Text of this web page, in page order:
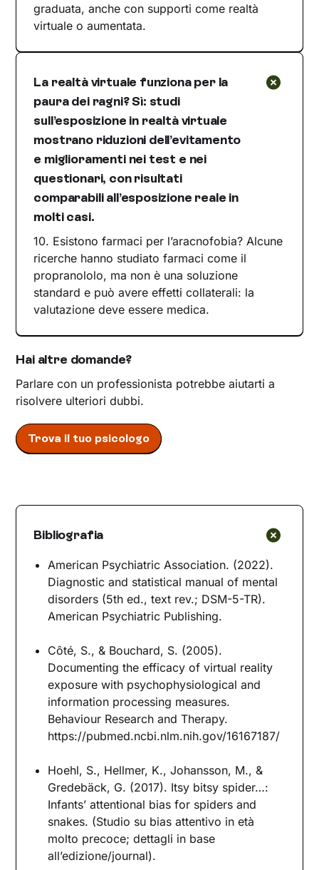
graduata, anche con supporti come realtà
virtuale o aumentata.
La realtà virtuale funziona per la
paura dei ragni? Sì: studi
sull’esposizione in realtà virtuale
mostrano riduzioni dell’evitamento
e miglioramenti nei test e nei
questionari, con risultati
comparabili all’esposizione reale in
molti casi.
10. Esistono farmaci per l’aracnofobia? Alcune
ricerche hanno studiato farmaci come il
propranololo, ma non è una soluzione
standard e può avere effetti collaterali: la
valutazione deve essere medica.
Hai altre domande?
Parlare con un professionista potrebbe aiutarti a
risolvere ulteriori dubbi.
Trova il tuo psicologo
Bibliografia
American Psychiatric Association. (2022).
Diagnostic and statistical manual of mental
disorders (5th ed., text rev.; DSM-5-TR).
American Psychiatric Publishing.
Côté, S., & Bouchard, S. (2005).
Documenting the efficacy of virtual reality
exposure with psychophysiological and
information processing measures.
Behaviour Research and Therapy.
https://pubmed.ncbi.nlm.nih.gov/16167187/
Hoehl, S., Hellmer, K., Johansson, M., &
Gredebäck, G. (2017). Itsy bitsy spider…:
Infants’ attentional bias for spiders and
snakes. (Studio su bias attentivo in età
molto precoce; dettagli in base
all’edizione/journal).